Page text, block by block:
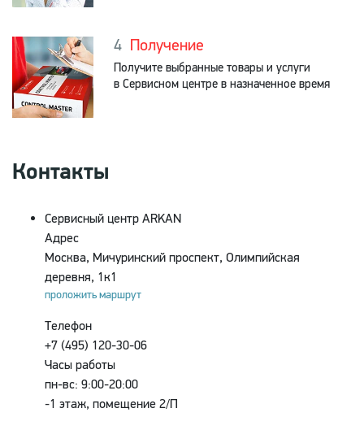
Получение
Получите выбранные товары и услуги
в Сервисном центре в назначенное время
Контакты
Сервисный центр ARKAN
Адрес
Москва, Мичуринский проспект, Олимпийская
деревня, 1к1
проложить маршрут
Телефон
+7 (495) 120-30-06
Часы работы
пн-вс: 9:00-20:00
-1 этаж, помещение 2/П